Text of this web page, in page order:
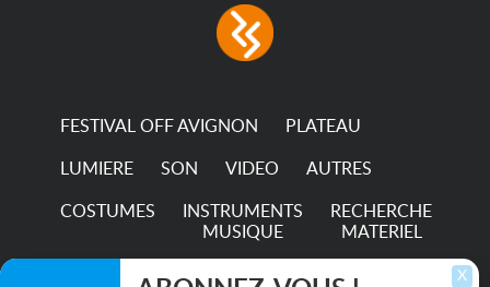
consumption The
permanence of a 50,000-
FESTIVAL OFF AVIGNON PLATEAU
LUMIERE SON VIDEO AUTRES
COSTUMES
INSTRUMENTS
MUSIQUE
RECHERCHE
MATERIEL
TRANSPORTS X